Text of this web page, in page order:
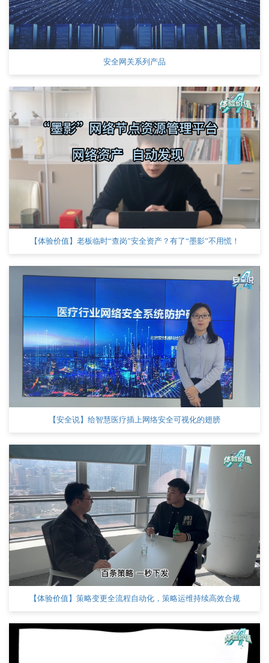
安全网关系列产品
【体验价值】老板临时“查岗”安全资产？有了“墨影”不用慌！
【安全说】给智慧医疗插上网络安全可视化的翅膀
【体验价值】策略变更全流程自动化，策略运维持续高效合规